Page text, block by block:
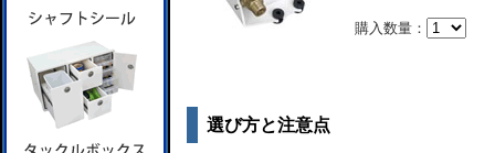
購入数量：
選び方と注意点